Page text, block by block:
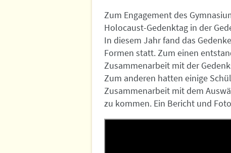
Zum Engagement des
Holocaust-Gedenktag in der
In diesem Jahr fand das
Formen statt. Zum einen
Zusammenarbeit mit der
Zum anderen hatten einige
Zusammenarbeit mit dem
zu kommen. Ein Bericht und